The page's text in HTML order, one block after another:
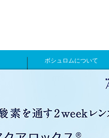
ボシュロムについて